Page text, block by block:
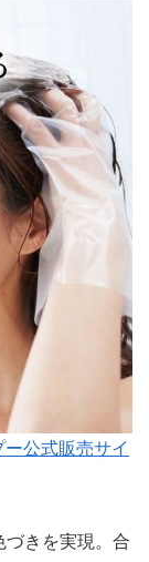
公式販売サイ
づきを実現。合